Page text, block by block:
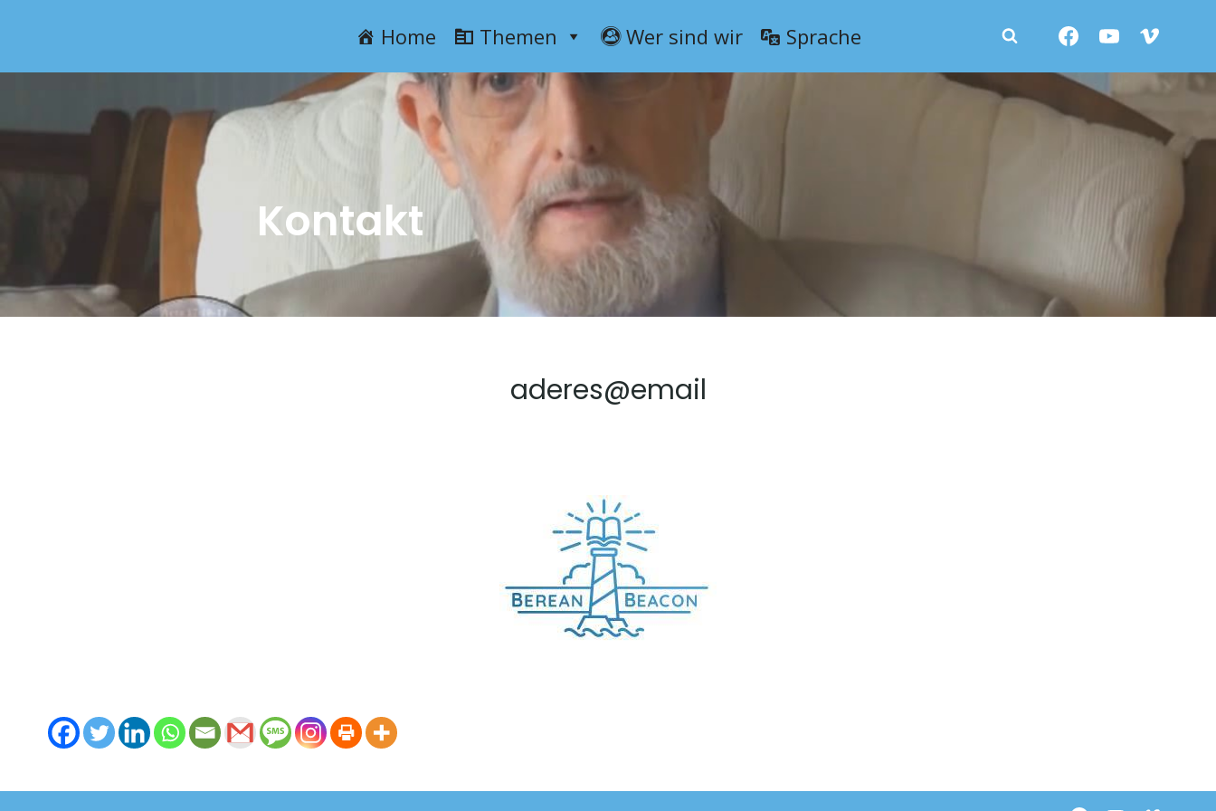
Home Themen Wer sind wir Sprache
Kontakt
aderes@email